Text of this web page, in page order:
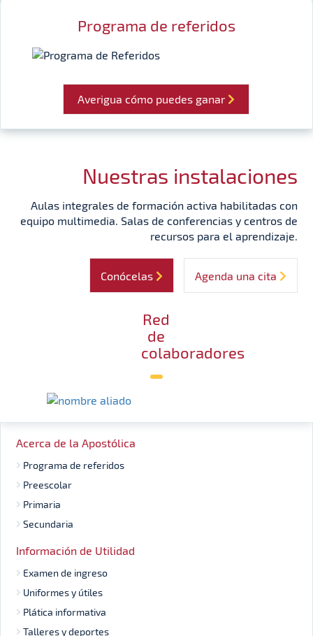
Programa de referidos
Averigua cómo puedes ganar
Nuestras instalaciones
Aulas integrales de formación activa habilitadas con
equipo multimedia. Salas de conferencias y centros de
recursos para el aprendizaje.
Conócelas Agenda una cita
Red
de
colaboradores
Acerca de la Apostólica
Programa de referidos
Preescolar
Primaria
Secundaria
Información de Utilidad
Examen de ingreso
Uniformes y útiles
Plática informativa
Talleres y deportes